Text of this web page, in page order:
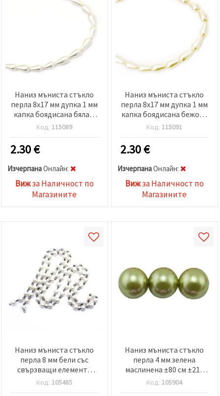
Наниз мъниста стъкло
перла 8x17 мм дупка 1 мм
капка боядисана бяла ±
24 броя
Код: 115089
2.30€
ИзчерпанаOнлайн:
Вижза Наличност по
Магазините
Наниз мъниста стъкло
перла 8x17 мм дупка 1 мм
капка боядисана бежова
± 24 броя
Код: 115091
2.30€
ИзчерпанаOнлайн:
Вижза Наличност по
Магазините
Наниз мъниста стъкло
перла 8 мм бели със
свързващи елементи
антик бронз -100 см
Код: 105485
Наниз мъниста стъкло
перла 4 мм зелена
маслинена ±80 см ±216
броя
Код: 105904